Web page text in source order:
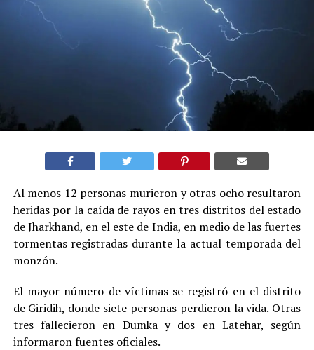
Al menos 12 personas murieron y otras ocho resultaron
heridas por la caída de rayos en tres distritos del estado
de Jharkhand, en el este de India, en medio de las fuertes
tormentas registradas durante la actual temporada del
monzón.
El mayor número de víctimas se registró en el distrito
de Giridih, donde siete personas perdieron la vida. Otras
tres fallecieron en Dumka y dos en Latehar, según
informaron fuentes oficiales.